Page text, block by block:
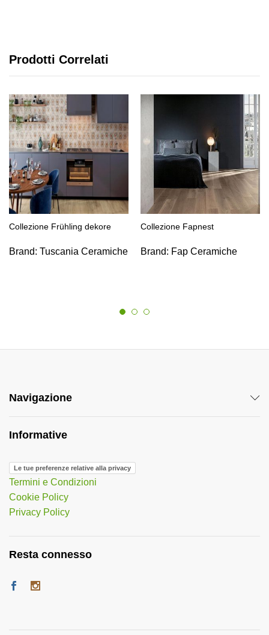
Prodotti Correlati
Collezione Frühling dekore
Brand: Tuscania Ceramiche
Collezione Fapnest
Brand: Fap Ceramiche
Navigazione
Informative
Le tue preferenze relative alla privacy
Termini e Condizioni
Cookie Policy
Privacy Policy
Resta connesso